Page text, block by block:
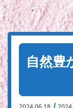
自然豊